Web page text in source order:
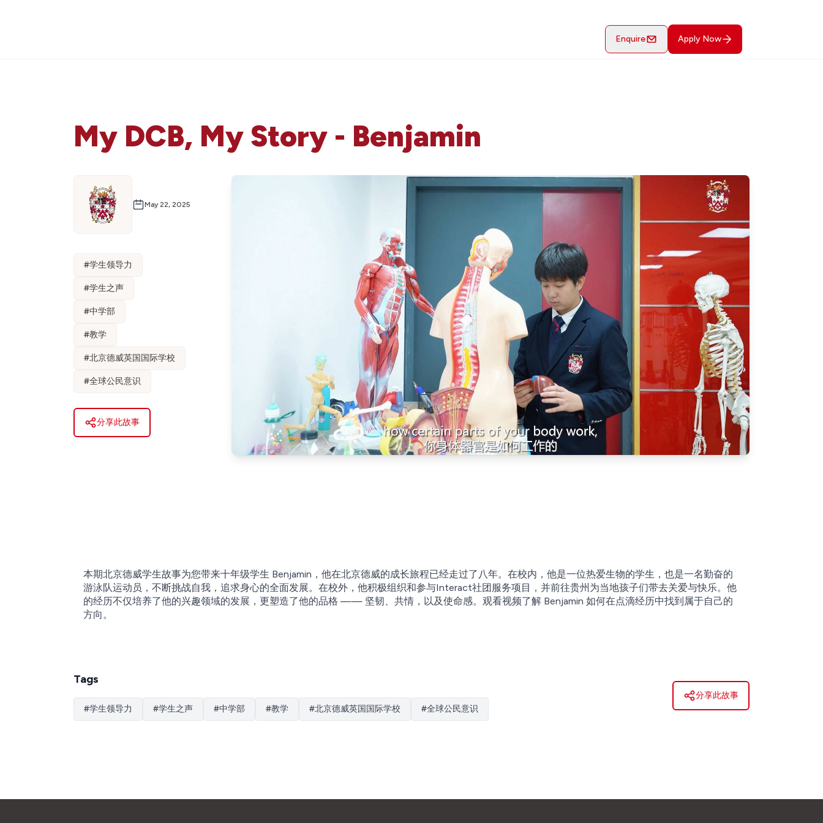
Enquire Apply Now
My DCB, My Story - Benjamin
May 22, 2025
#学生领导力
#学生之声
#中学部
#教学
#北京德威英国国际学校
#全球公民意识
分享此故事
本期北京德威学生故事为您带来十年级学生 Benjamin，他在北京德威的成长旅程已经走过了八年。在校内，他是一位热爱生物的学生，也是一名勤奋的
游泳队运动员，不断挑战自我，追求身心的全面发展。在校外，他积极组织和参与Interact社团服务项目，并前往贵州为当地孩子们带去关爱与快乐。他
的经历不仅培养了他的兴趣领域的发展，更塑造了他的品格 —— 坚韧、共情，以及使命感。观看视频了解 Benjamin 如何在点滴经历中找到属于自己的
方向。
Tags
#学生领导力 #学生之声 #中学部 #教学 #北京德威英国国际学校 #全球公民意识
分享此故事